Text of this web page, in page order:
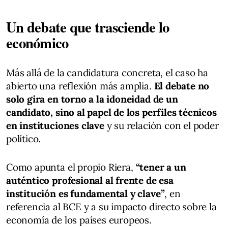
Un debate que trasciende lo
económico
Más allá de la candidatura concreta, el caso ha
abierto una reflexión más amplia. El debate no
solo gira en torno a la idoneidad de un
candidato, sino al papel de los perfiles técnicos
en instituciones clavey su relación con el poder
político.
Como apunta el propio Riera, “tener a un
auténtico profesional al frente de esa
institución es fundamental y clave”, en
referencia al BCE y a su impacto directo sobre la
economía de los países europeos.